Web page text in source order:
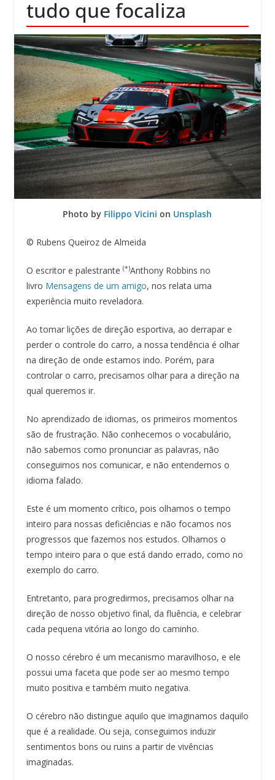
tudo que focaliza
Photo by Filippo Vicini on Unsplash
© Rubens Queiroz de Almeida
O escritor e palestrante (*)Anthony Robbins no
livro Mensagens de um amigo, nos relata uma
experiência muito reveladora.
Ao tomar lições de direção esportiva, ao derrapar e
perder o controle do carro, a nossa tendência é olhar
na direção de onde estamos indo. Porém, para
controlar o carro, precisamos olhar para a direção na
qual queremos ir.
No aprendizado de idiomas, os primeiros momentos
são de frustração. Não conhecemos o vocabulário,
não sabemos como pronunciar as palavras, não
conseguimos nos comunicar, e não entendemos o
idioma falado.
Este é um momento crítico, pois olhamos o tempo
inteiro para nossas deficiências e não focamos nos
progressos que fazemos nos estudos. Olhamos o
tempo inteiro para o que está dando errado, como no
exemplo do carro.
Entretanto, para progredirmos, precisamos olhar na
direção de nosso objetivo final, da fluência, e celebrar
cada pequena vitória ao longo do caminho.
O nosso cérebro é um mecanismo maravilhoso, e ele
possui uma faceta que pode ser ao mesmo tempo
muito positiva e também muito negativa.
O cérebro não distingue aquilo que imaginamos daquilo
que é a realidade. Ou seja, conseguimos induzir
sentimentos bons ou ruins a partir de vivências
imaginadas.